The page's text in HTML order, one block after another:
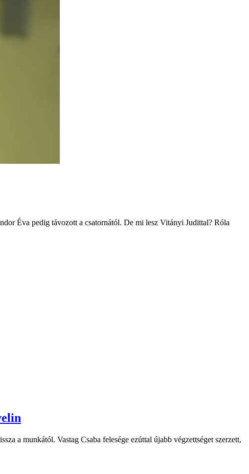
Éva pedig távozott a csatornától. De mi lesz Vitányi Judittal? Róla
a munkától. Vastag Csaba felesége ezúttal újabb végzettséget szerzett,